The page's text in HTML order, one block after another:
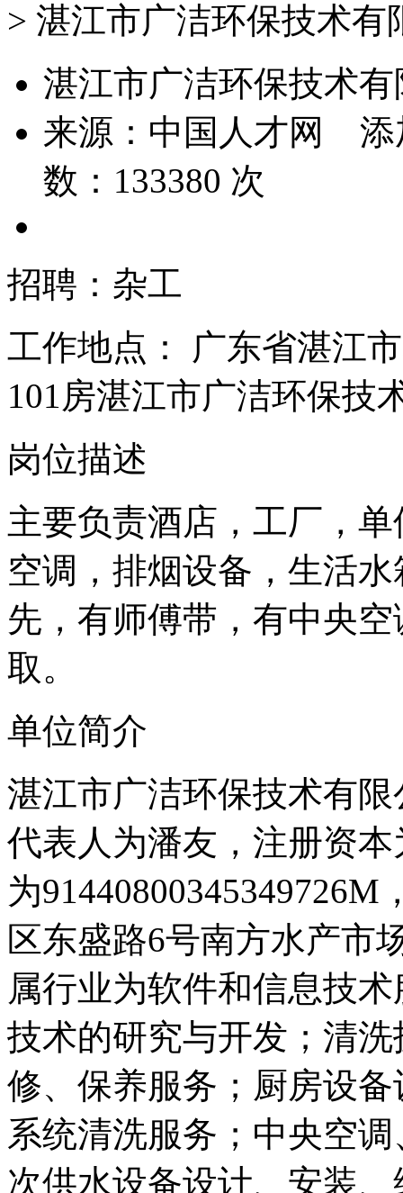
> 湛江市广洁环保技术有
湛江市广洁环保技术
来源： 中国人才网
添
数： 133380 次
招聘：杂工
工作地点： 广东省湛江
101房湛江市广洁环保技
岗位描述
主要负责酒店，工厂，
空调，排烟设备，生活
先，有师傅带，有中央
取。
单位简介
湛江市广洁环保技术有
代表人为潘友，注册资
为
区东盛路6号南方水产市
属行业为软件和信息技
技术的研究与开发；清
修、保养服务；厨房设
系统清洗服务；中央空
次供水设备设计、安装